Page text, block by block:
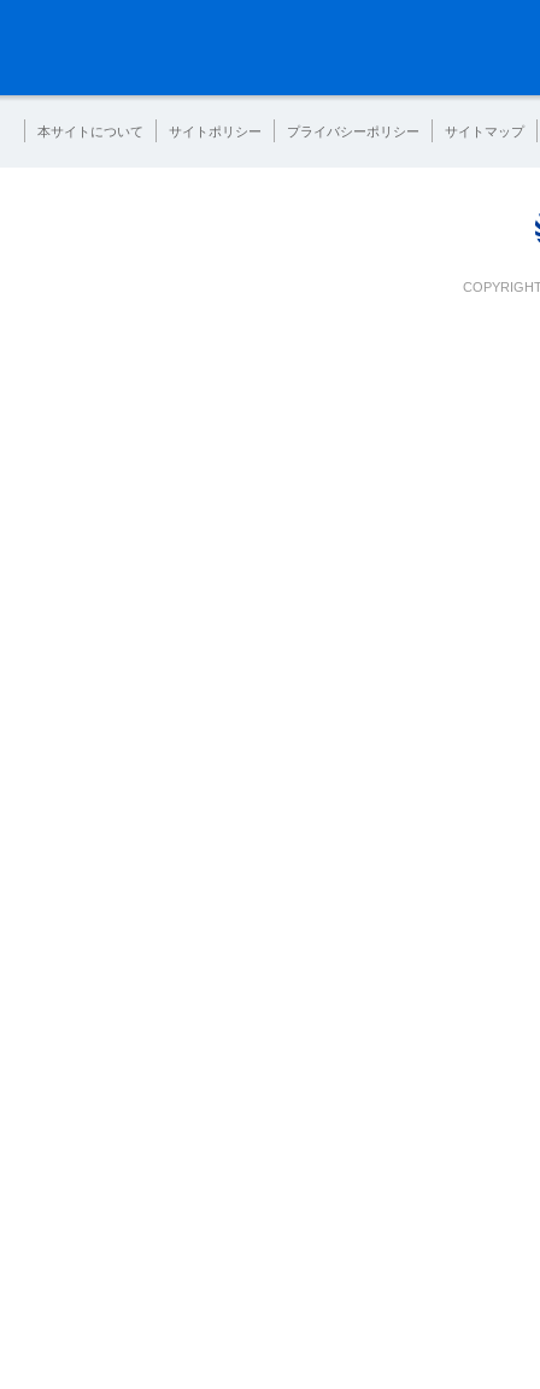
本サイトについて サイトポリシー プライバシーポリシー サイトマップ